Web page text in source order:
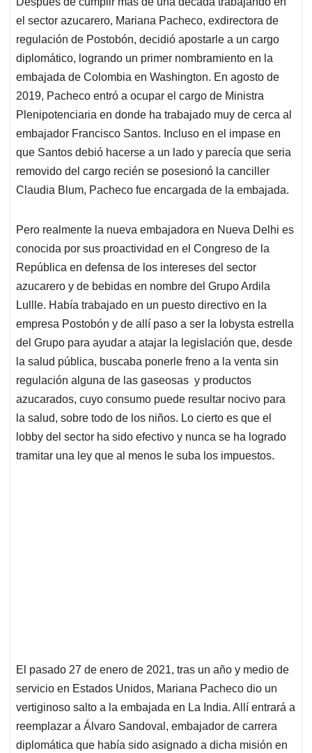
s
A
p
p
b
o
o
k
e
d
I
n
l
a
d
s
el sector azucarero, Mariana Pacheco, exdirectora de
regulación de Postobón, decidió apostarle a un cargo
diplomático, logrando un primer nombramiento en la
embajada de Colombia en Washington. En agosto de
2019, Pacheco entró a ocupar el cargo de Ministra
Plenipotenciaria en donde ha trabajado muy de cerca al
embajador Francisco Santos. Incluso en el impase en
que Santos debió hacerse a un lado y parecía que seria
removido del cargo recién se posesionó la canciller
Claudia Blum, Pacheco fue encargada de la embajada.
Pero realmente la nueva embajadora en Nueva Delhi es
conocida por sus proactividad en el Congreso de la
República en defensa de los intereses del sector
azucarero y de bebidas en nombre del Grupo Ardila
Lullle. Había trabajado en un puesto directivo en la
empresa Postobón y de allí paso a ser la lobysta estrella
del Grupo para ayudar a atajar la legislación que, desde
la salud pública, buscaba ponerle freno a la venta sin
regulación alguna de las gaseosas y productos
azucarados, cuyo consumo puede resultar nocivo para
la salud, sobre todo de los niños. Lo cierto es que el
lobby del sector ha sido efectivo y nunca se ha logrado
tramitar una ley que al menos le suba los impuestos.
El pasado 27 de enero de 2021, tras un año y medio de
servicio en Estados Unidos, Mariana Pacheco dio un
vertiginoso salto a la embajada en La India. Allí entrará a
reemplazar a Álvaro Sandoval, embajador de carrera
diplomática que había sido asignado a dicha misión en